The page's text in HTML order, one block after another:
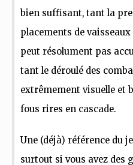
bien suffisant, tant la
placements de
peut résolument pas
tant le déroulé des
extrêmement visuelle et
fous rires en cascade.
Une (déjà) référence du
surtout si vous avez des